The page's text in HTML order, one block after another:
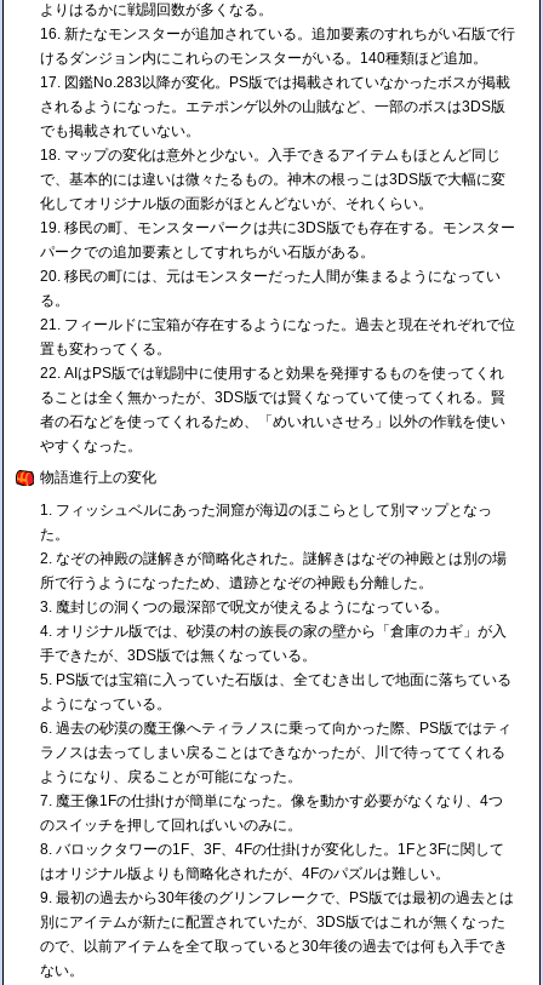
よりはるかに戦闘回数が多くなる。
新たなモンスターが追加されている。追加要素のすれちがい石版で行
けるダンジョン内にこれらのモンスターがいる。140種類ほど追加。
図鑑No.283以降が変化。PS版では掲載されていなかったボスが掲載
されるようになった。エテポンゲ以外の山賊など、一部のボスは3DS版
でも掲載されていない。
マップの変化は意外と少ない。入手できるアイテムもほとんど同じ
で、基本的には違いは微々たるもの。神木の根っこは3DS版で大幅に変
化してオリジナル版の面影がほとんどないが、それくらい。
移民の町、モンスターパークは共に3DS版でも存在する。モンスター
パークでの追加要素としてすれちがい石版がある。
移民の町には、元はモンスターだった人間が集まるようになってい
る。
フィールドに宝箱が存在するようになった。過去と現在それぞれで位
置も変わってくる。
AIはPS版では戦闘中に使用すると効果を発揮するものを使ってくれ
ることは全く無かったが、3DS版では賢くなっていて使ってくれる。賢
者の石などを使ってくれるため、「めいれいさせろ」以外の作戦を使い
やすくなった。
物語進行上の変化
フィッシュベルにあった洞窟が海辺のほこらとして別マップとなっ
た。
なぞの神殿の謎解きが簡略化された。謎解きはなぞの神殿とは別の場
所で行うようになったため、遺跡となぞの神殿も分離した。
魔封じの洞くつの最深部で呪文が使えるようになっている。
オリジナル版では、砂漠の村の族長の家の壁から「倉庫のカギ」が入
手できたが、3DS版では無くなっている。
PS版では宝箱に入っていた石版は、全てむき出しで地面に落ちている
ようになっている。
過去の砂漠の魔王像へティラノスに乗って向かった際、PS版ではティ
ラノスは去ってしまい戻ることはできなかったが、川で待っててくれる
ようになり、戻ることが可能になった。
魔王像1Fの仕掛けが簡単になった。像を動かす必要がなくなり、4つ
のスイッチを押して回ればいいのみに。
バロックタワーの1F、3F、4Fの仕掛けが変化した。1Fと3Fに関して
はオリジナル版よりも簡略化されたが、4Fのパズルは難しい。
最初の過去から30年後のグリンフレークで、PS版では最初の過去とは
別にアイテムが新たに配置されていたが、3DS版ではこれが無くなった
ので、以前アイテムを全て取っていると30年後の過去では何も入手でき
ない。